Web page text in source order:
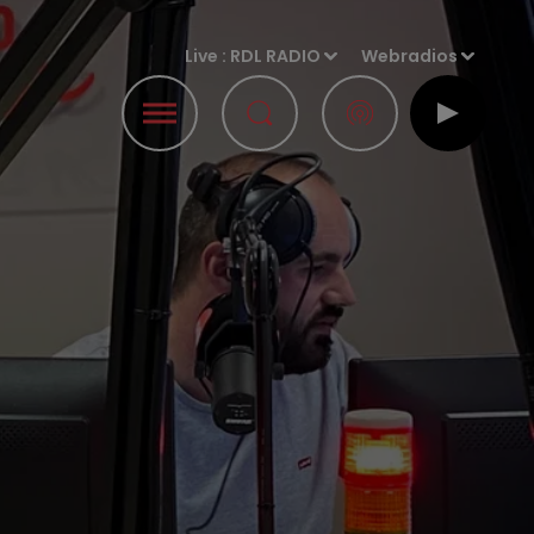
Live : RDL RADIO Webradios